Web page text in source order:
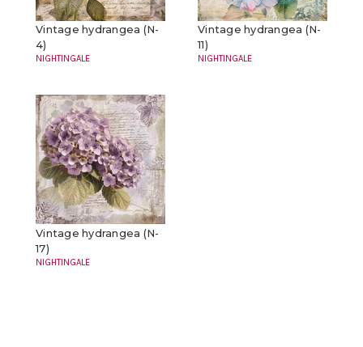
Vintage hydrangea (N-
4)
NIGHTINGALE
Vintage hydrangea (N-
11)
NIGHTINGALE
Vintage hydrangea (N-
17)
NIGHTINGALE